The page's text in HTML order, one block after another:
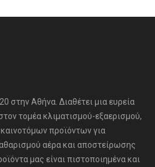
στην Αθήνα. Διαθέτει μια ευρεία
τομέα κλιματισμού-εξαερισμού,
προϊόντων για
αέρα και αποστείρωσης
μας είναι πιστοποιημένα και